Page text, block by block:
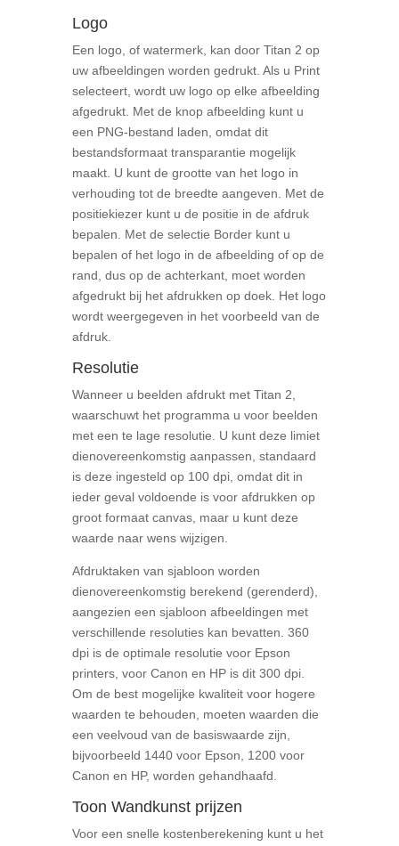
Logo
Een logo, of watermerk, kan door Titan 2 op
uw afbeeldingen worden gedrukt. Als u Print
selecteert, wordt uw logo op elke afbeelding
afgedrukt. Met de knop afbeelding kunt u
een PNG-bestand laden, omdat dit
bestandsformaat transparantie mogelijk
maakt. U kunt de grootte van het logo in
verhouding tot de breedte aangeven. Met de
positiekiezer kunt u de positie in de afdruk
bepalen. Met de selectie Border kunt u
bepalen of het logo in de afbeelding of op de
rand, dus op de achterkant, moet worden
afgedrukt bij het afdrukken op doek. Het logo
wordt weergegeven in het voorbeeld van de
afdruk.
Resolutie
Wanneer u beelden afdrukt met Titan 2,
waarschuwt het programma u voor beelden
met een te lage resolutie. U kunt deze limiet
dienovereenkomstig aanpassen, standaard
is deze ingesteld op 100 dpi, omdat dit in
ieder geval voldoende is voor afdrukken op
groot formaat canvas, maar u kunt deze
waarde naar wens wijzigen.
Afdruktaken van sjabloon worden
dienovereenkomstig berekend (gerenderd),
aangezien een sjabloon afbeeldingen met
verschillende resoluties kan bevatten. 360
dpi is de optimale resolutie voor Epson
printers, voor Canon en HP is dit 300 dpi.
Om de best mogelijke kwaliteit voor hogere
waarden te behouden, moeten waarden die
een veelvoud van de basiswaarde zijn,
bijvoorbeeld 1440 voor Epson, 1200 voor
Canon en HP, worden gehandhaafd.
Toon Wandkunst prijzen
Voor een snelle kostenberekening kunt u het